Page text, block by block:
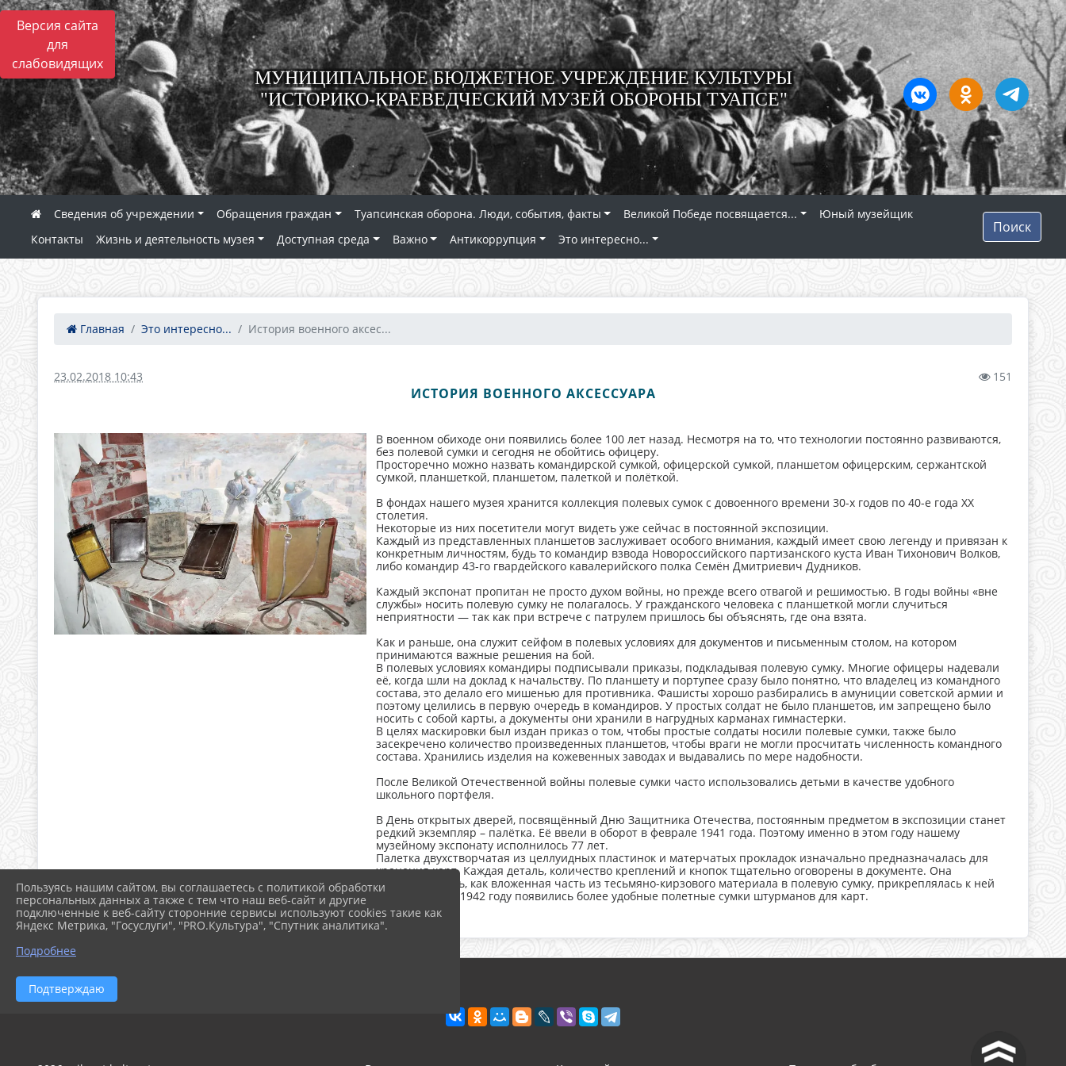
Версия сайта
для
слабовидящих
МУНИЦИПАЛЬНОЕ БЮДЖЕТНОЕ УЧРЕЖДЕНИЕ КУЛЬТУРЫ
"ИСТОРИКО-КРАЕВЕДЧЕСКИЙ МУЗЕЙ ОБОРОНЫ ТУАПСЕ"
Сведения об учреждении Обращения граждан Туапсинская оборона. Люди, события, факты Великой Победе посвящается...
Юный музейщик
Контакты
Жизнь и деятельность музея Доступная среда Важно Антикоррупция Это интересно...
Поиск
Главная Это интересно... История военного аксес...
23.02.2018 10:43 151
ИСТОРИЯ ВОЕННОГО АКСЕССУАРА
В военном обиходе они появились более 100 лет назад. Несмотря на то, что технологии постоянно развиваются,
без полевой сумки и сегодня не обойтись офицеру.
Просторечно можно назвать командирской сумкой, офицерской сумкой, планшетом офицерским, сержантской
сумкой, планшеткой, планшетом, палеткой и полёткой.
В фондах нашего музея хранится коллекция полевых сумок с довоенного времени 30-х годов по 40-е года ХХ
столетия.
Некоторые из них посетители могут видеть уже сейчас в постоянной экспозиции.
Каждый из представленных планшетов заслуживает особого внимания, каждый имеет свою легенду и привязан к
конкретным личностям, будь то командир взвода Новороссийского партизанского куста Иван Тихонович Волков,
либо командир 43-го гвардейского кавалерийского полка Семён Дмитриевич Дудников.
Каждый экспонат пропитан не просто духом войны, но прежде всего отвагой и решимостью. В годы войны «вне
службы» носить полевую сумку не полагалось. У гражданского человека с планшеткой могли случиться
неприятности — так как при встрече с патрулем пришлось бы объяснять, где она взята.
Как и раньше, она служит сейфом в полевых условиях для документов и письменным столом, на котором
принимаются важные решения на бой.
В полевых условиях командиры подписывали приказы, подкладывая полевую сумку. Многие офицеры надевали
её, когда шли на доклад к начальству. По планшету и портупее сразу было понятно, что владелец из командного
состава, это делало его мишенью для противника. Фашисты хорошо разбирались в амуниции советской армии и
поэтому целились в первую очередь в командиров. У простых солдат не было планшетов, им запрещено было
носить с собой карты, а документы они хранили в нагрудных карманах гимнастерки.
В целях маскировки был издан приказ о том, чтобы простые солдаты носили полевые сумки, также было
засекречено количество произведенных планшетов, чтобы враги не могли просчитать численность командного
состава. Хранились изделия на кожевенных заводах и выдавались по мере надобности.
После Великой Отечественной войны полевые сумки часто использовались детьми в качестве удобного
школьного портфеля.
В День открытых дверей, посвящённый Дню Защитника Отечества, постоянным предметом в экспозиции станет
редкий экземпляр – палётка. Её ввели в оборот в феврале 1941 года. Поэтому именно в этом году нашему
музейному экспонату исполнилось 77 лет.
Палетка двухстворчатая из целлуидных пластинок и матерчатых прокладок изначально предназначалась для
хранения карт. Каждая деталь, количество креплений и кнопок тщательно оговорены в документе. Она
предполагалась, как вложенная часть из тесьмяно-кирзового материала в полевую сумку, прикреплялась к ней
карабинами. К 1942 году появились более удобные полетные сумки штурманов для карт.
^
Пользуясь нашим сайтом, вы соглашаетесь с политикой обработки
персональных данных а также с тем что наш веб-сайт и другие
подключенные к веб-сайту сторонние сервисы используют cookies такие как
Яндекс Метрика, "Госуслуги", "PRO.Культура", "Спутник аналитика".
Подробнее
Подтверждаю